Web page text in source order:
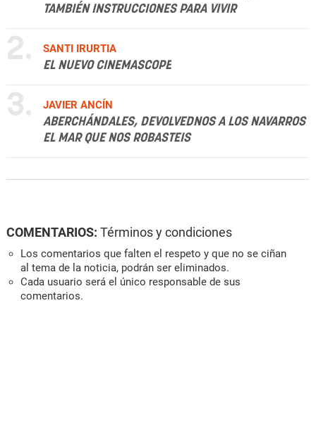
TAMBIÉN INSTRUCCIONES PARA VIVIR
2.
SANTI IRURTIA
EL NUEVO CINEMASCOPE
3.
JAVIER ANCÍN
ABERCHÁNDALES, DEVOLVEDNOS A LOS NAVARROS
EL MAR QUE NOS ROBASTEIS
COMENTARIOS: Términos y condiciones
Los comentarios que falten el respeto y que no se ciñan
al tema de la noticia, podrán ser eliminados.
Cada usuario será el único responsable de sus
comentarios.